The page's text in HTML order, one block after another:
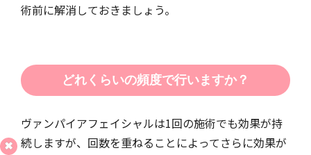
術前に解消しておきましょう。
どれくらいの頻度で行いますか？
ヴァンパイアフェイシャルは1回の施術でも効果が持
続しますが、回数を重ねることによってさらに効果が